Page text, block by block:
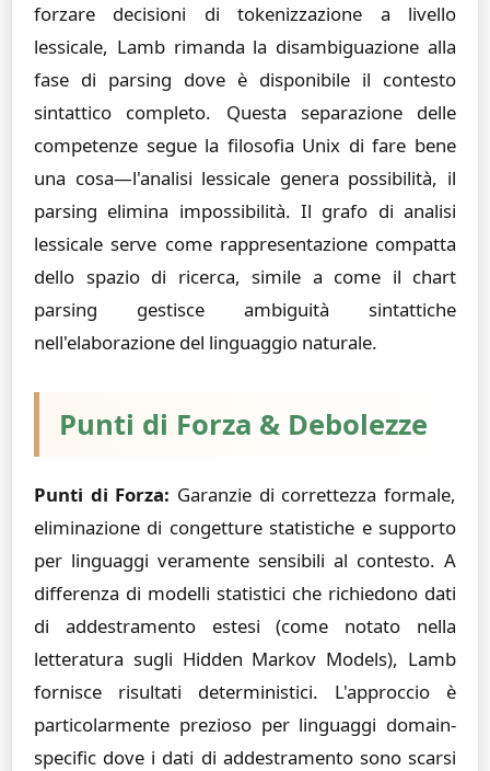
forzare decisioni di tokenizzazione a livello
lessicale, Lamb rimanda la disambiguazione alla
fase di parsing dove è disponibile il contesto
sintattico completo. Questa separazione delle
competenze segue la filosofia Unix di fare bene
una cosa—l'analisi lessicale genera possibilità, il
parsing elimina impossibilità. Il grafo di analisi
lessicale serve come rappresentazione compatta
dello spazio di ricerca, simile a come il chart
parsing gestisce ambiguità sintattiche
nell'elaborazione del linguaggio naturale.
Punti di Forza & Debolezze
Punti di Forza: Garanzie di correttezza formale,
eliminazione di congetture statistiche e supporto
per linguaggi veramente sensibili al contesto. A
differenza di modelli statistici che richiedono dati
di addestramento estesi (come notato nella
letteratura sugli Hidden Markov Models), Lamb
fornisce risultati deterministici. L'approccio è
particolarmente prezioso per linguaggi domain-
specific dove i dati di addestramento sono scarsi